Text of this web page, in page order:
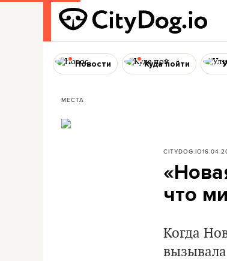
Новости Куда пойти
МЕСТА
CITYDOG.IO
что
Когда